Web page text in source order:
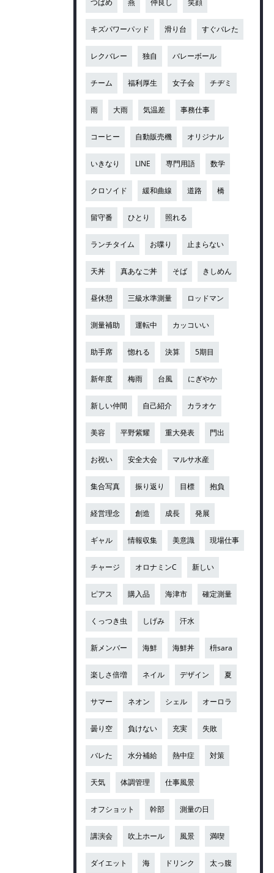
つばめ 燕 仲良し 笑顔
キズパワーパッド 滑り台 すぐバレた
レクバレー 独自 バレーボール
チーム 福利厚生 女子会 チヂミ
雨 大雨 気温差 事務仕事
コーヒー 自動販売機 オリジナル
いきなり LINE 専門用語 数学
クロソイド 緩和曲線 道路 橋
留守番 ひとり 照れる
ランチタイム お喋り 止まらない
天丼 真あなご丼 そば きしめん
昼休憩 三級水準測量 ロッドマン
測量補助 運転中 カッコいい
助手席 惚れる 決算 5期目
新年度 梅雨 台風 にぎやか
新しい仲間 自己紹介 カラオケ
美容 平野紫耀 重大発表 門出
お祝い 安全大会 マルサ水産
集合写真 振り返り 目標 抱負
経営理念 創造 成長 発展
ギャル 情報収集 美意識 現場仕事
チャージ オロナミンC 新しい
ピアス 購入品 海津市 確定測量
くっつき虫 しげみ 汗水
新メンバー 海鮮 海鮮丼 枡sara
楽しさ倍増 ネイル デザイン 夏
サマー ネオン シェル オーロラ
曇り空 負けない 充実 失敗
バレた 水分補給 熱中症 対策
天気 体調管理 仕事風景
オフショット 幹部 測量の日
講演会 吹上ホール 風景 満喫
ダイエット 海 ドリンク 太っ腹